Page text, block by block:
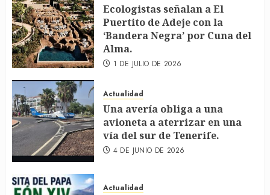
Ecologistas señalan a El
Puertito de Adeje con la
‘Bandera Negra’ por Cuna del
Alma.
1 DE JULIO DE 2026
Actualidad
Una avería obliga a una
avioneta a aterrizar en una
vía del sur de Tenerife.
4 DE JUNIO DE 2026
Actualidad